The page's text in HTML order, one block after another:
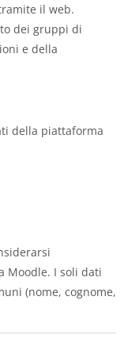
il web.
dei gruppi di
e della
della piattaforma
Moodle. I soli dati
(nome, cognome,